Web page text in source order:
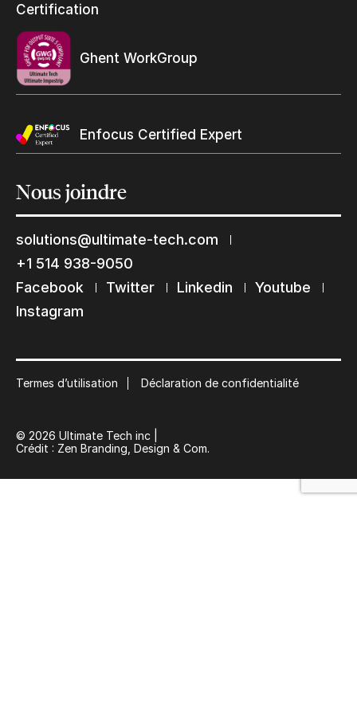
Trouvez un revendeur
Certification
Ghent WorkGroup
Enfocus Certified Expert
Nousjoindre
solutions@ultimate-tech.com
+1 514 938-9050
Facebook
Twitter Linkedin
Youtube
Instagram
Termes d’utilisation Déclaration de confidentialité
© 2026 Ultimate Tech inc |
Crédit : Zen Branding, Design & Com.
Restons en contact
Suscribe